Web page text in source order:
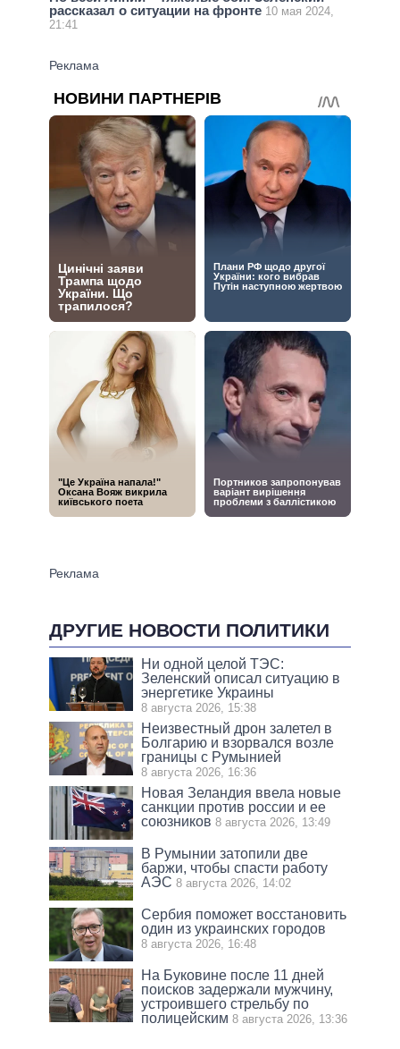
рассказал о ситуации на фронте 10 мая 2024,
21:41
ДРУГИЕ НОВОСТИ ПОЛИТИКИ
Ни одной целой ТЭС:
Зеленский описал ситуацию в
энергетике Украины
8 августа 2026, 15:38
Неизвестный дрон залетел в
Болгарию и взорвался возле
границы с Румынией
8 августа 2026, 16:36
Новая Зеландия ввела новые
санкции против россии и ее
союзников 8 августа 2026, 13:49
В Румынии затопили две
баржи, чтобы спасти работу
АЭС 8 августа 2026, 14:02
Сербия поможет восстановить
один из украинских городов
8 августа 2026, 16:48
На Буковине после 11 дней
поисков задержали мужчину,
устроившего стрельбу по
полицейским 8 августа 2026, 13:36